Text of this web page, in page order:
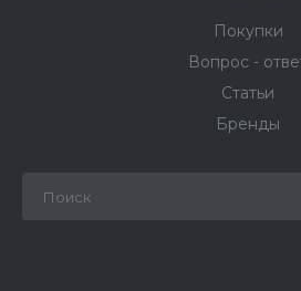
Покупки
Вопрос -
Статьи
Бренды